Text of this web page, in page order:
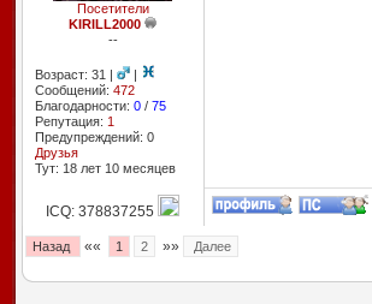
Посетители
KIRILL2000
--
Возраст: 31 |
|
Сообщений: 472
Благодарности: 0/ 75
Репутация: 1
Предупреждений: 0
Друзья
Тут: 18 лет 10 месяцев
ICQ: 378837255
Назад «« 1 2 »» Далее